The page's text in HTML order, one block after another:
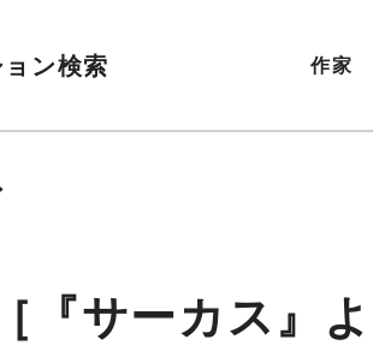
ン検索 作家
『サーカス』よ